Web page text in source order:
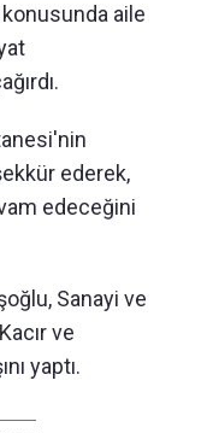
aile
ederek,
edeceğini
Sanayi ve
ve
yaptı.